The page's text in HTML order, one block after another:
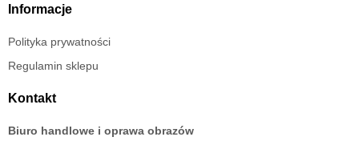
Informacje
Polityka prywatności
Regulamin sklepu
Kontakt
Biuro handlowe i oprawa obrazów